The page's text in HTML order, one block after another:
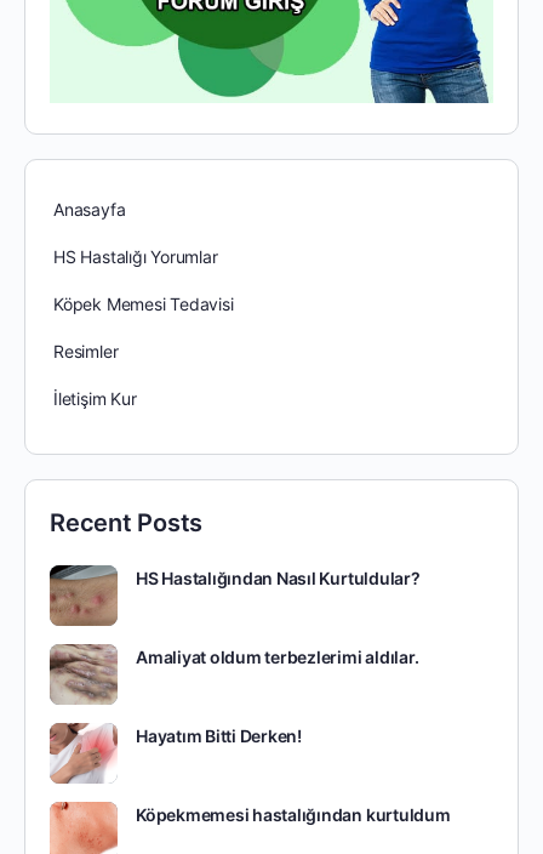
Anasayfa
HS Hastalığı Yorumlar
Köpek Memesi Tedavisi
Resimler
İletişim Kur
Recent Posts
HS Hastalığından Nasıl Kurtuldular?
Amaliyat oldum terbezlerimi aldılar.
Hayatım Bitti Derken!
Köpekmemesi hastalığından kurtuldum